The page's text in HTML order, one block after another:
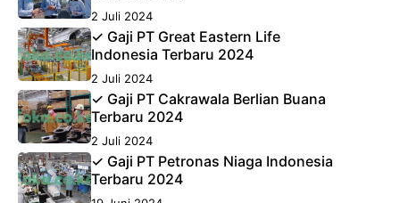
2 Juli 2024
✓ Gaji PT Great Eastern Life
Indonesia Terbaru 2024
2 Juli 2024
✓ Gaji PT Cakrawala Berlian Buana
Terbaru 2024
2 Juli 2024
✓ Gaji PT Petronas Niaga Indonesia
Terbaru 2024